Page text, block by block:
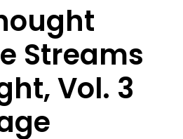
Streams
Vol. 3